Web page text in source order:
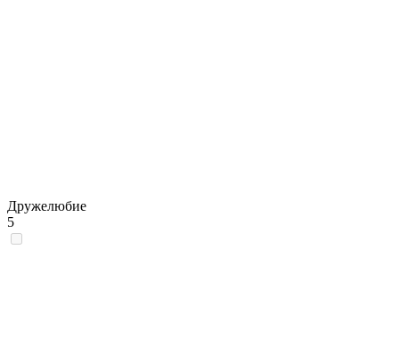
Дружелюбие
5